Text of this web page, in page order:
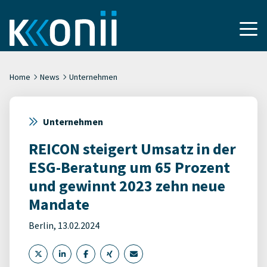
Home News Unternehmen
Unternehmen
REICON steigert Umsatz in der
ESG-Beratung um 65 Prozent
und gewinnt 2023 zehn neue
Mandate
Berlin, 13.02.2024